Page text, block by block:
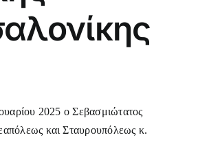
2025 ο Σεβασμιώτατος
και Σταυρουπόλεως κ.